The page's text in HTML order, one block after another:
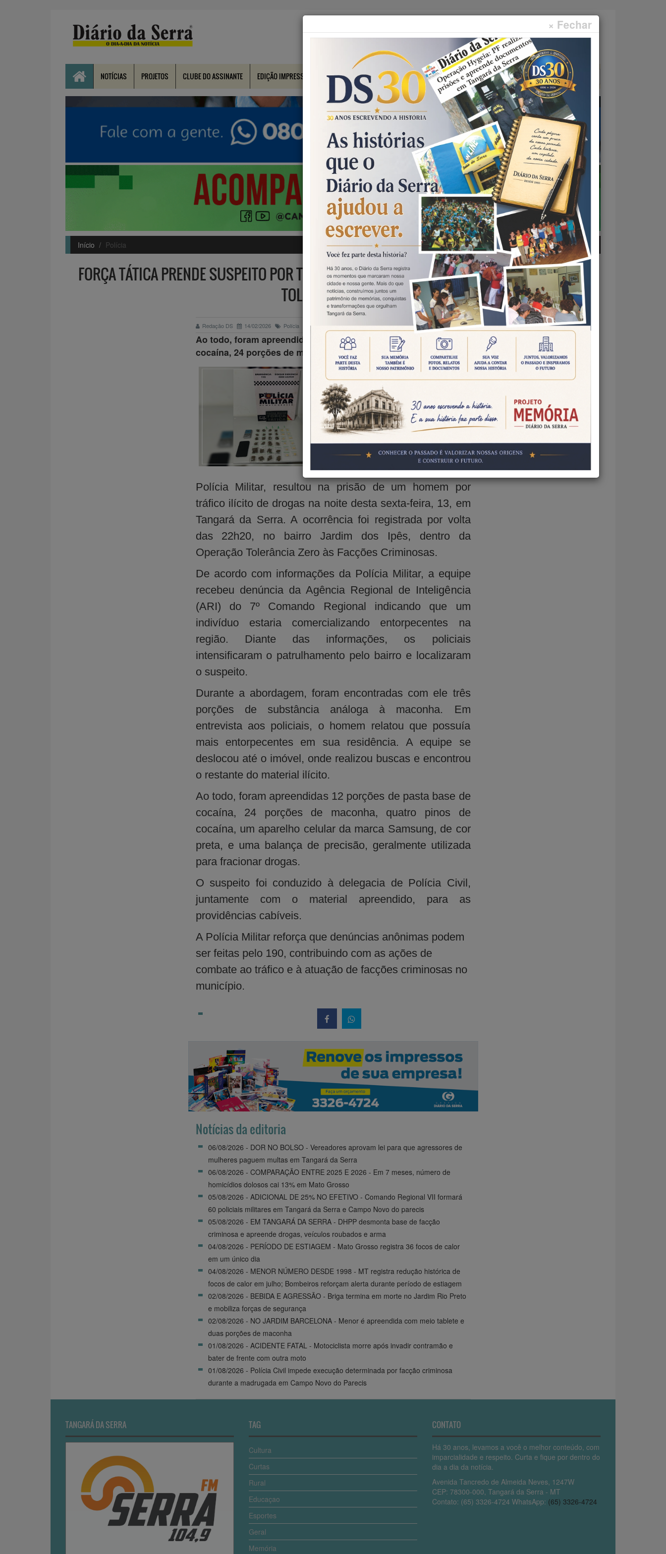
× Fechar
Faça sua pesquisa...
NOTÍCIAS PROJETOS CLUBE DO ASSINANTE EDIÇÃO IMPRESSA CONTATO
Início Polícia
FORÇA TÁTICA PRENDE SUSPEITO POR TRÁFICO NO JARDIM DOS IPÊS DURANTE OPERAÇÃO
TOLERÂNCIA ZERO
Redação DS 14/02/2026 Polícia
Ao todo, foram apreendidas 12 porções de pasta base de
cocaína, 24 porções de maconha e quatro pinos de cocaína
Uma ação da Força
Tática da 22ª
Companhia
Independente da
Polícia Militar (22ª
CIPM), vinculada ao 7º
Comando Regional da
Polícia Militar, resultou na prisão de um homem por
tráfico ilícito de drogas na noite desta sexta-feira, 13, em
Tangará da Serra. A ocorrência foi registrada por volta
das 22h20, no bairro Jardim dos Ipês, dentro da
Operação Tolerância Zero às Facções Criminosas.
De acordo com informações da Polícia Militar, a equipe
recebeu denúncia da Agência Regional de Inteligência
(ARI) do 7º Comando Regional indicando que um
indivíduo estaria comercializando entorpecentes na
região. Diante das informações, os policiais
intensificaram o patrulhamento pelo bairro e localizaram
o suspeito.
Durante a abordagem, foram encontradas com ele três
porções de substância análoga à maconha. Em
entrevista aos policiais, o homem relatou que possuía
mais entorpecentes em sua residência. A equipe se
deslocou até o imóvel, onde realizou buscas e encontrou
o restante do material ilícito.
Ao todo, foram apreendidas 12 porções de pasta base de
cocaína, 24 porções de maconha, quatro pinos de
cocaína, um aparelho celular da marca Samsung, de cor
preta, e uma balança de precisão, geralmente utilizada
para fracionar drogas.
O suspeito foi conduzido à delegacia de Polícia Civil,
juntamente com o material apreendido, para as
providências cabíveis.
A Polícia Militar reforça que denúncias anônimas podem
ser feitas pelo 190, contribuindo com as ações de
combate ao tráfico e à atuação de facções criminosas no
município.
Notícias da editoria
06/08/2026 - DOR NO BOLSO - Vereadores aprovam lei para que agressores de
mulheres paguem multas em Tangará da Serra
06/08/2026 - COMPARAÇÃO ENTRE 2025 E 2026 - Em 7 meses, número de
homicídios dolosos cai 13% em Mato Grosso
05/08/2026 - ADICIONAL DE 25% NO EFETIVO - Comando Regional VII formará
60 policiais militares em Tangará da Serra e Campo Novo do parecis
05/08/2026 - EM TANGARÁ DA SERRA - DHPP desmonta base de facção
criminosa e apreende drogas, veículos roubados e arma
04/08/2026 - PERÍODO DE ESTIAGEM - Mato Grosso registra 36 focos de calor
em um único dia
04/08/2026 - MENOR NÚMERO DESDE 1998 - MT registra redução histórica de
focos de calor em julho; Bombeiros reforçam alerta durante período de estiagem
02/08/2026 - BEBIDA E AGRESSÃO - Briga termina em morte no Jardim Rio Preto
e mobiliza forças de segurança
02/08/2026 - NO JARDIM BARCELONA - Menor é apreendida com meio tablete e
duas porções de maconha
01/08/2026 - ACIDENTE FATAL - Motociclista morre após invadir contramão e
bater de frente com outra moto
01/08/2026 - Polícia Civil impede execução determinada por facção criminosa
durante a madrugada em Campo Novo do Parecis
TANGARÁ DA SERRA TAG
Cultura
Curtas
Rural
Educaçao
Esportes
Geral
Memória
CONTATO
Há 30 anos, levamos a você o melhor conteúdo, com
imparcialidade e respeito. Curta e fique por dentro do
dia a dia da notícia.
Avenida Tancredo de Almeida Neves, 1247W
CEP: 78300-000, Tangará da Serra - MT
Contato: (65) 3326-4724 WhatsApp: (65) 3326-4724